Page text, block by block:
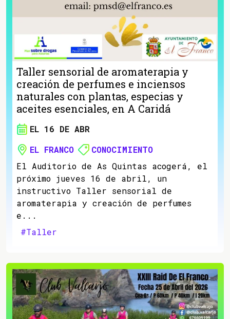
Taller sensorial de aromaterapia y
creación de perfumes e inciensos
naturales con plantas, especias y
aceites esenciales, en A Caridá
EL 16 DE ABR
EL FRANCO
CONOCIMIENTO
El Auditorio de As Quintas acogerá, el
próximo jueves 16 de abril, un
instructivo Taller sensorial de
aromaterapia y creación de perfumes
e...
#Taller